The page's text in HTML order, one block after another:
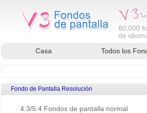
80,000
de
Casa
Todos los
Fondo de Pantalla Resolución
4:3/5:4 Fondos de pantalla normal